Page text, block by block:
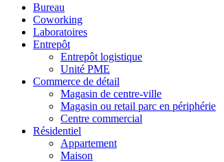
Bureau
Coworking
Laboratoires
Entrepôt
Entrepôt logistique
Unité PME
Commerce de détail
Magasin de centre-ville
Magasin ou retail parc en périphérie
Centre commercial
Résidentiel
Appartement
Maison